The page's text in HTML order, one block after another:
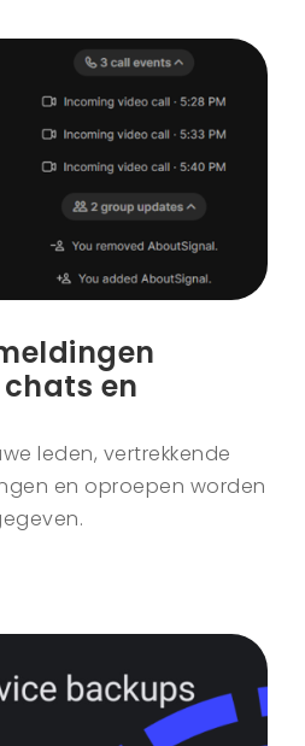
en
leden, vertrekkende
en oproepen worden